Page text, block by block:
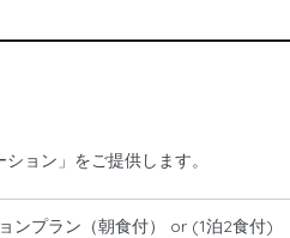
ョン」をご提供します。
ンプラン（朝食付） or (1泊2食付)